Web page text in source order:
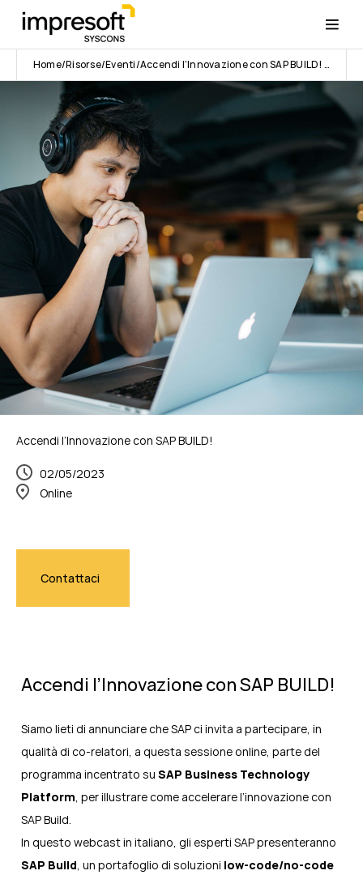
Home Risorse Eventi Accendi l’Innovazione con SAP BUILD! | Syscons
Accendi l’Innovazione con SAP BUILD!
02/05/2023
Online
Contattaci
Accendi l’Innovazione con SAP BUILD!
Siamo lieti di annunciare che SAP ci invita a partecipare, in
qualità di co-relatori, a questa sessione online, parte del
programma incentrato su SAP Business Technology
Platform, per illustrare come accelerare l’innovazione con
SAP Build.
In questo webcast in italiano, gli esperti SAP presenteranno
SAP Build, un portafoglio di soluzioni low-code/no-code